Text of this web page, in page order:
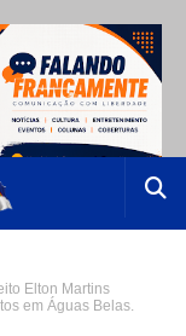
Elton Martins
em Águas Belas.